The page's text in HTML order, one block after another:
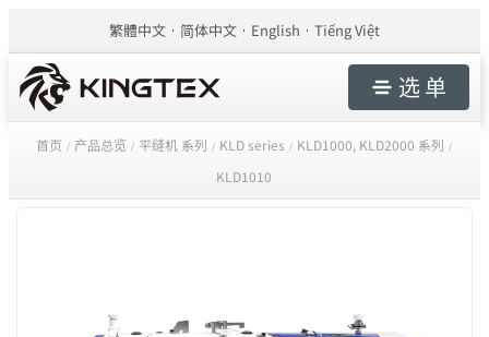
繁體中文 简体中文 English Tiếng Việt
选 单
首页 / 产品总览 / 平缝机 系列 / KLD series / KLD1000, KLD2000 系列 /
KLD1010